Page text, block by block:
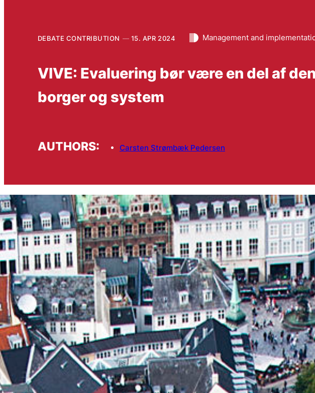
DEBATE CONTRIBUTION 15. APR 2024 Management and
VIVE: Evaluering bør være en del af
borger og system
AUTHORS: Carsten Strømbæk Pedersen